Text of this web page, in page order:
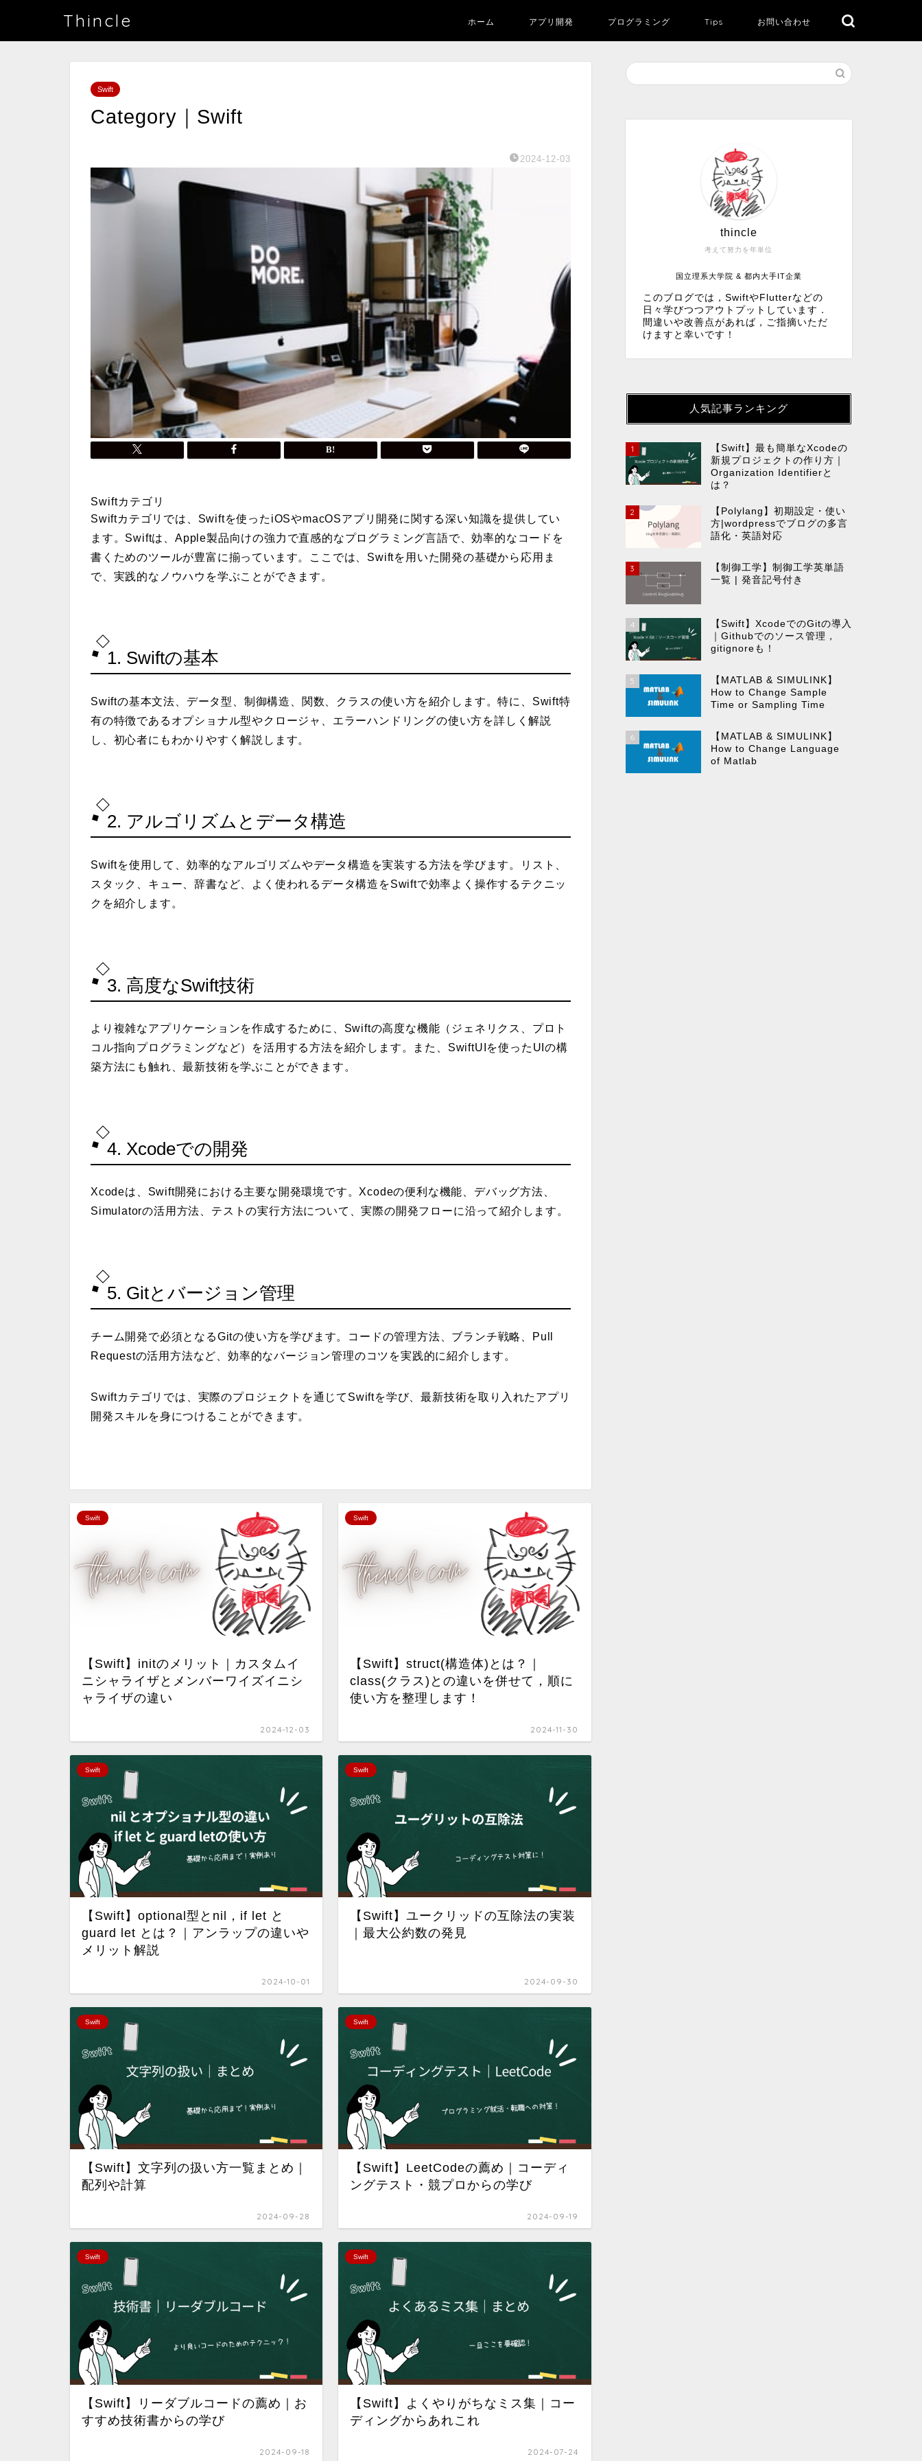
Thincle ホーム アプリ開発 プログラミング Tips お問い合わせ
Swift
Category｜Swift
2024-12-03
Swiftカテゴリ
Swiftカテゴリでは、Swiftを使ったiOSやmacOSアプリ開発に関する深い知識を提供してい
ます。Swiftは、Apple製品向けの強力で直感的なプログラミング言語で、効率的なコードを
書くためのツールが豊富に揃っています。ここでは、Swiftを用いた開発の基礎から応用ま
で、実践的なノウハウを学ぶことができます。
1. Swiftの基本
Swiftの基本文法、データ型、制御構造、関数、クラスの使い方を紹介します。特に、Swift特
有の特徴であるオプショナル型やクロージャ、エラーハンドリングの使い方を詳しく解説
し、初心者にもわかりやすく解説します。
2. アルゴリズムとデータ構造
Swiftを使用して、効率的なアルゴリズムやデータ構造を実装する方法を学びます。リスト、
スタック、キュー、辞書など、よく使われるデータ構造をSwiftで効率よく操作するテクニッ
クを紹介します。
3. 高度なSwift技術
より複雑なアプリケーションを作成するために、Swiftの高度な機能（ジェネリクス、プロト
コル指向プログラミングなど）を活用する方法を紹介します。また、SwiftUIを使ったUIの構
築方法にも触れ、最新技術を学ぶことができます。
4. Xcodeでの開発
Xcodeは、Swift開発における主要な開発環境です。Xcodeの便利な機能、デバッグ方法、
Simulatorの活用方法、テストの実行方法について、実際の開発フローに沿って紹介します。
5. Gitとバージョン管理
チーム開発で必須となるGitの使い方を学びます。コードの管理方法、ブランチ戦略、Pull
Requestの活用方法など、効率的なバージョン管理のコツを実践的に紹介します。
Swiftカテゴリでは、実際のプロジェクトを通じてSwiftを学び、最新技術を取り入れたアプリ
開発スキルを身につけることができます。
Swift
【Swift】initのメリット｜カスタムイ
ニシャライザとメンバーワイズイニシ
ャライザの違い
2024-12-03
Swift
【Swift】struct(構造体)とは？｜
class(クラス)との違いを併せて，順に
使い方を整理します！
2024-11-30
Swift
【Swift】optional型とnil，if let と
guard let とは？｜アンラップの違いや
メリット解説
2024-10-01
Swift
【Swift】ユークリッドの互除法の実装
｜最大公約数の発見
2024-09-30
Swift
【Swift】文字列の扱い方一覧まとめ｜
配列や計算
2024-09-28
Swift
【Swift】LeetCodeの薦め｜コーディ
ングテスト・競プロからの学び
2024-09-19
Swift
【Swift】リーダブルコードの薦め｜お
すすめ技術書からの学び
2024-09-18
Swift
【Swift】よくやりがちなミス集｜コー
ディングからあれこれ
2024-07-24
考えて努力を年単位
thincle
国立理系大学院 & 都内大手IT企業
このブログでは，SwiftやFlutterなどの
日々学びつつアウトプットしています．
間違いや改善点があれば，ご指摘いただ
けますと幸いです！
人気記事ランキング
1
【Swift】最も簡単なXcodeの
新規プロジェクトの作り方｜
Organization Identifierと
は？
2
【Polylang】初期設定・使い
方|wordpressでブログの多言
語化・英語対応
3
【制御工学】制御工学英単語
一覧 | 発音記号付き
4
【Swift】XcodeでのGitの導入
｜Githubでのソース管理，
gitignoreも！
5
【MATLAB & SIMULINK】
How to Change Sample
Time or Sampling Time
6
【MATLAB & SIMULINK】
How to Change Language
of Matlab